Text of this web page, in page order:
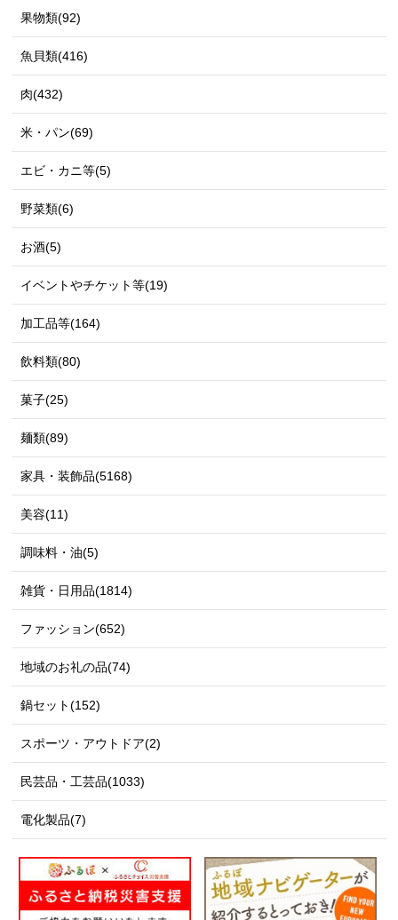
果物類(92)
魚貝類(416)
肉(432)
米・パン(69)
エビ・カニ等(5)
野菜類(6)
お酒(5)
イベントやチケット等(19)
加工品等(164)
飲料類(80)
菓子(25)
麺類(89)
家具・装飾品(5168)
美容(11)
調味料・油(5)
雑貨・日用品(1814)
ファッション(652)
地域のお礼の品(74)
鍋セット(152)
スポーツ・アウトドア(2)
民芸品・工芸品(1033)
電化製品(7)